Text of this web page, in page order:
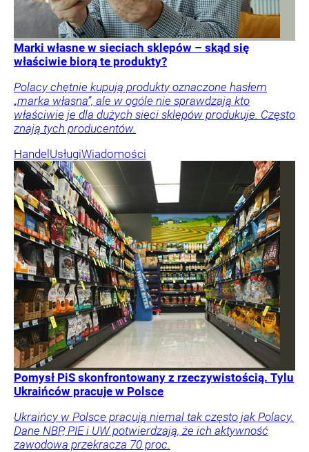
Marki własne w sieciach sklepów – skąd się
właściwie biorą te produkty?
Polacy chętnie kupują produkty oznaczone hasłem
„marka własna”, ale w ogóle nie sprawdzają kto
właściwie je dla dużych sieci sklepów produkuje. Często
znają tych producentów.
Handel UsługiWiadomości
Pomysł PiS skonfrontowany z rzeczywistością. Tylu
Ukraińców pracuje w Polsce
Ukraińcy w Polsce pracują niemal tak często jak Polacy.
Dane NBP, PIE i UW potwierdzają, że ich aktywność
zawodowa przekracza 70 proc.